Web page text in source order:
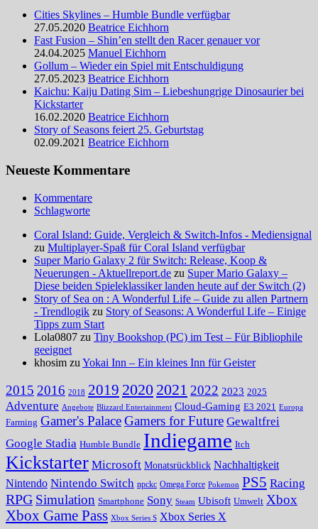
Cities Skylines – Humble Bundle verfügbar
27.05.2020 Beatrice Eichhorn
Fast Fusion – Shin’en stellt den Racer genauer vor
24.04.2025 Manuel Eichhorn
Gollum – Wieder ein Spiel mit Entschuldigung
27.05.2023 Beatrice Eichhorn
Kaichu: Kaiju Dating Sim – Liebeshungrige Dinosaurier bei
Kickstarter
16.02.2020 Beatrice Eichhorn
Story of Seasons feiert 25. Geburtstag
02.09.2021 Beatrice Eichhorn
Neueste Kommentare
Kommentare
Schlagworte
Coral Island: Guide, Vergleich & Switch-Infos - Mediensignal
zu Multiplayer-Spaß für Coral Island verfügbar
Super Mario Galaxy 2 für Switch: Release, Koop &
Neuerungen - Aktuellreport.de zu Super Mario Galaxy –
Diese beiden Spieleklassiker landen heute auf der Switch (2)
Story of Sea on : A Wonderful Life – Guide zu allen Partnern
- Trendlogik zu Story of Seasons: A Wonderful Life – Einige
Tipps zum Start
Lola0807 zu Tiny Bookshop (PC) im Test – Für Bibliophile
geeignet
khosim zu Yokai Inn – Ein kleines Inn für Geister
2015 2016 2018 2019 2020 2021 2022 2023 2025
Adventure Angebote Blizzard Entertainment Cloud-Gaming E3 2021 Europa
Farming Gamer's PalaceGamers for Future Gewaltfrei
Google Stadia Humble Bundle Indiegame Itch
Kickstarter Microsoft Monatsrückblick Nachhaltigkeit
Nintendo Nintendo Switch npckc Omega Force Pokemon PS5 Racing
RPG Simulation Smartphone Sony Steam Ubisoft Umwelt Xbox
Xbox Game Pass Xbox Series S Xbox Series X